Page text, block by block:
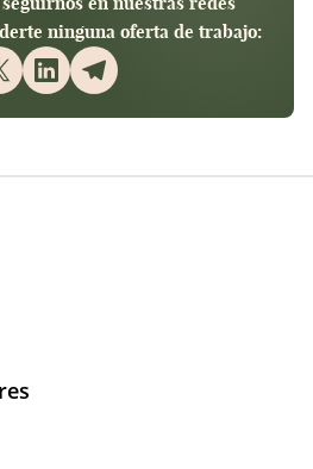
ninguna oferta de trabajo: